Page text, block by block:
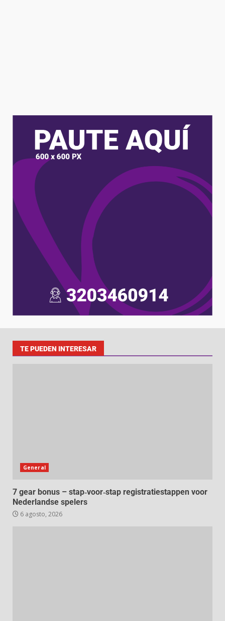
TE PUEDEN INTERESAR
General
7 gear bonus – stap‑voor‑stap registratiestappen voor
Nederlandse spelers
6 agosto, 2026